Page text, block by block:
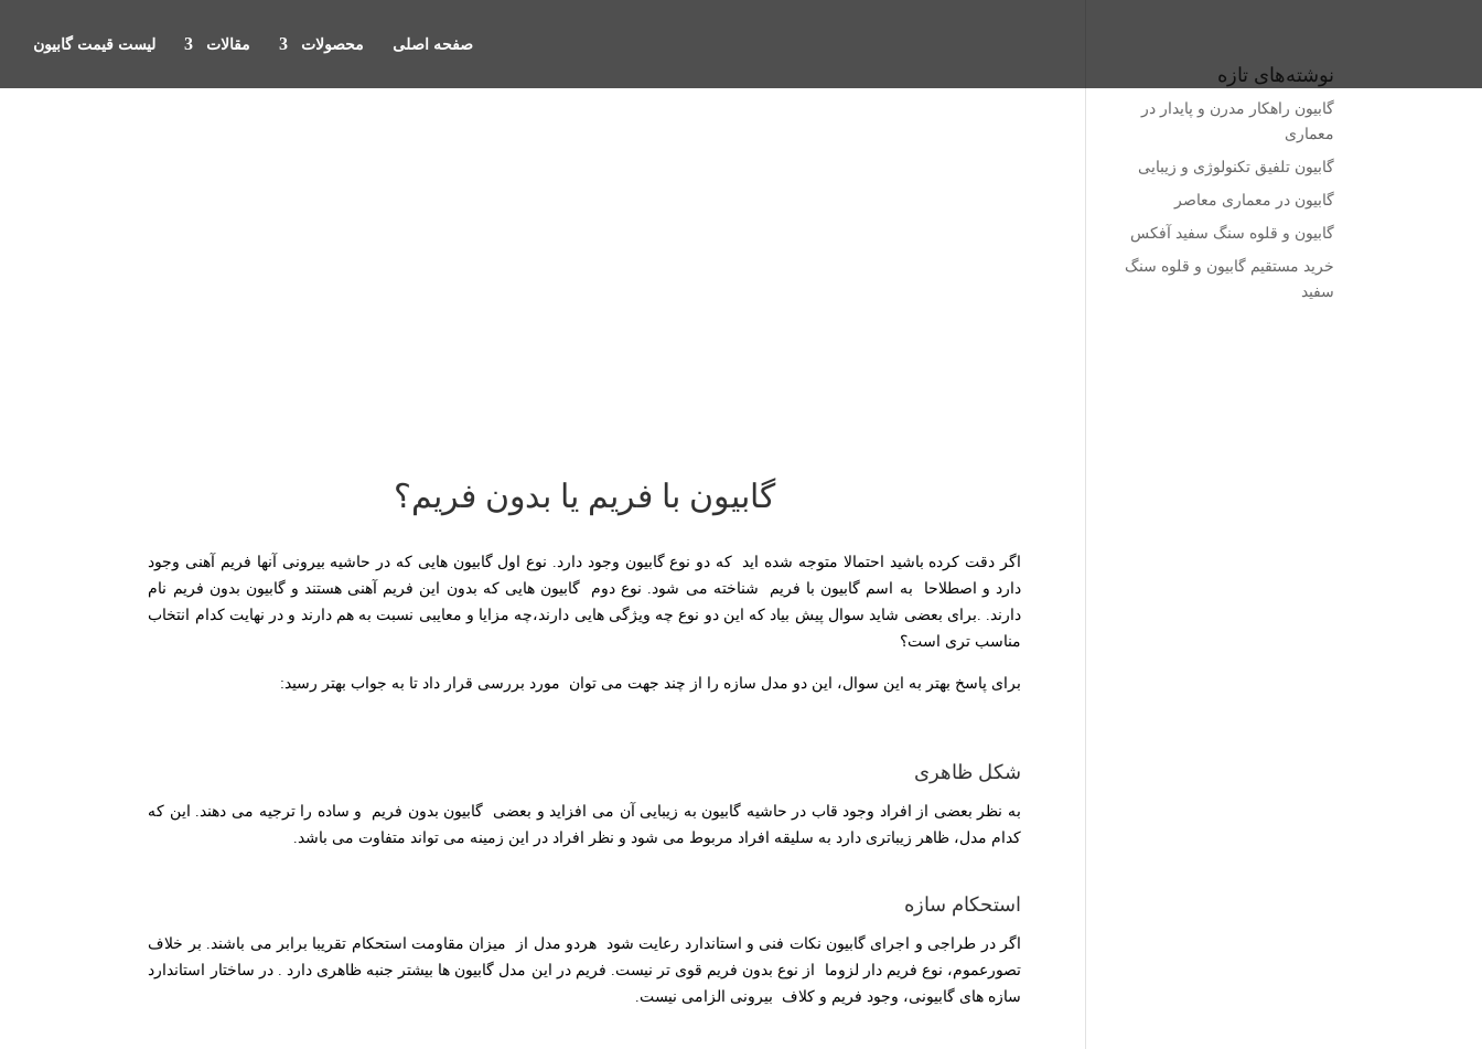
صفحه اصلی محصولات مقالات لیست قیمت گابیون
گابیون با فریم یا بدون فریم؟
اگر دقت کرده باشید احتمالا متوجه شده اید که دو نوع گابیون وجود دارد. نوع اول گابیون هایی که در حاشیه بیرونی آنها فریم آهنی وجود
دارد و اصطلاحا به اسم گابیون با فریم شناخته می شود. نوع دوم گابیون هایی که بدون این فریم آهنی هستند و گابیون بدون فریم نام
دارند. .برای بعضی شاید سوال پیش بیاد که این دو نوع چه ویژگی هایی دارند،چه مزایا و معایبی نسبت به هم دارند و در نهایت کدام انتخاب
مناسب تری است؟
برای پاسخ بهتر به این سوال، این دو مدل سازه را از چند جهت می توان مورد بررسی قرار داد تا به جواب بهتر رسید:
شکل ظاهری
به نظر بعضی از افراد وجود قاب در حاشیه گابیون به زیبایی آن می افزاید و بعضی گابیون بدون فریم و ساده را ترجیه می دهند. این که
کدام مدل، ظاهر زیباتری دارد به سلیقه افراد مربوط می شود و نظر افراد در این زمینه می تواند متفاوت می باشد.
استحکام سازه
اگر در طراجی و اجرای گابیون نکات فنی و استاندارد رعایت شود هردو مدل از میزان مقاومت استحکام تقریبا برابر می باشند. بر خلاف
تصورعموم، نوع فریم دار لزوما از نوع بدون فریم قوی تر نیست. فریم در این مدل گابیون ها بیشتر جنبه ظاهری دارد . در ساختار استاندارد
سازه های گابیونی، وجود فریم و کلاف بیرونی الزامی نیست.
نوشته‌های تازه
گابیون راهکار مدرن و پایدار در
معماری
گابیون تلفیق تکنولوژی و زیبایی
گابیون در معماری معاصر
گابیون و قلوه سنگ سفید آفکس
خرید مستقیم گابیون و قلوه سنگ
سفید